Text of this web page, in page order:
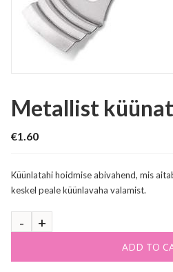
Metallist
€1.60
Küünlatahi hoidmise abivahend, mis
keskel peale küünlavaha valamist.
ADD TO